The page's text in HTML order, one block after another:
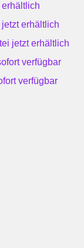
erhältlich
jetzt erhältlich
verfügbar
verfügbar